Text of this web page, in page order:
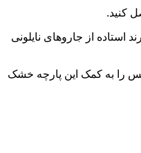
استاده از جاروهای نایلونی
را به کمک این پارچه خشک